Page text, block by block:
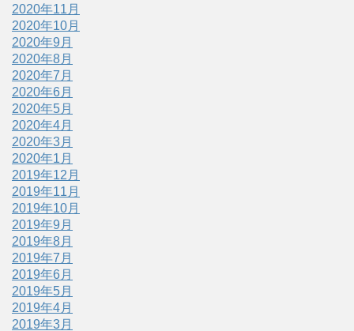
2020年11月
2020年10月
2020年9月
2020年8月
2020年7月
2020年6月
2020年5月
2020年4月
2020年3月
2020年1月
2019年12月
2019年11月
2019年10月
2019年9月
2019年8月
2019年7月
2019年6月
2019年5月
2019年4月
2019年3月